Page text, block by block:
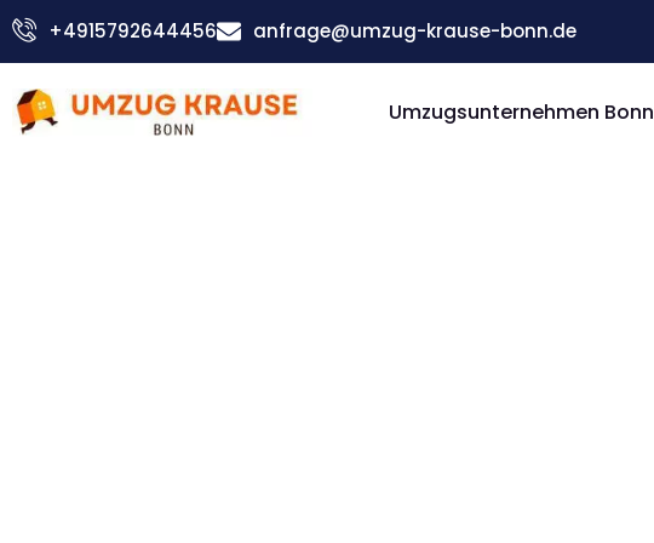
Zum
Inhalt
+4915792644456 anfrage@umzug-krause-bonn.de
Umzugsunternehmen Bonn